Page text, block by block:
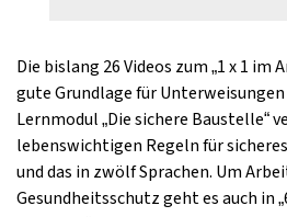
Die bislang 26 Videos zum „1 x 1 im
gute Grundlage für
Lernmodul „Die sichere Baustelle“
lebenswichtigen Regeln für
und das in zwölf Sprachen. Um
Gesundheitsschutz geht es auch in